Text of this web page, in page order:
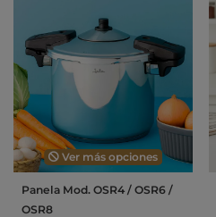
Ver más opciones
Panela Mod. OSR4 / OSR6 /
OSR8